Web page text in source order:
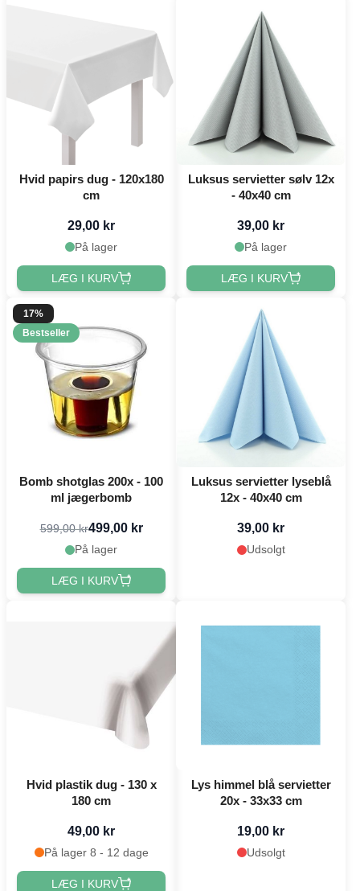
Hvid papirs dug - 120x180
cm
29,00 kr
På lager
LÆG I KURV
Luksus servietter sølv 12x
- 40x40 cm
39,00 kr
På lager
LÆG I KURV
17%
Bestseller
Bomb shotglas 200x - 100
ml jægerbomb
599,00 kr499,00 kr
På lager
LÆG I KURV
Luksus servietter lyseblå
12x - 40x40 cm
39,00 kr
Udsolgt
Hvid plastik dug - 130 x
180 cm
49,00 kr
På lager 8 - 12 dage
LÆG I KURV
Lys himmel blå servietter
20x - 33x33 cm
19,00 kr
Udsolgt